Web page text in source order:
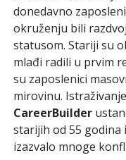
donedavno
okruženju bili
statusom. Stariji su
mlađi radili u prvim
su zaposlenici
mirovinu.
CareerBuilder
starijih od 55 godina
izazvalo mnoge